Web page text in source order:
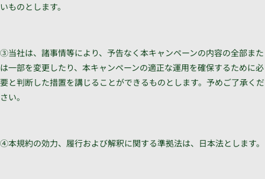
いものとします。
③当社は、諸事情等により、予告なく本キャンペーンの内容の全部また
は一部を変更したり、本キャンペーンの適正な運用を確保するために必
要と判断した措置を講じることができるものとします。予めご了承くだ
さい。
④本規約の効力、履行および解釈に関する準拠法は、日本法とします。